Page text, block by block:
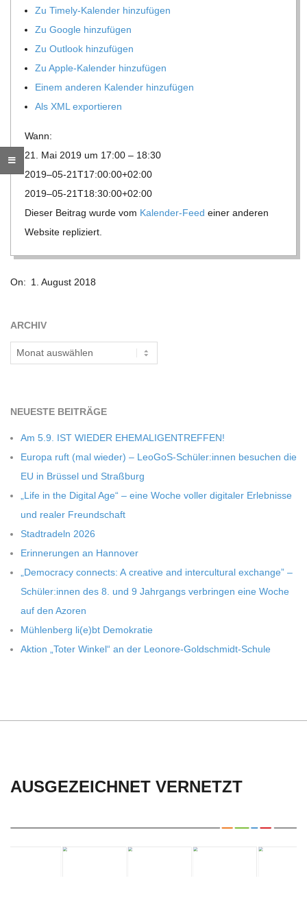
R
E
G
O
L
D
S
C
H
M
I
D
T
-
S
C
H
E
Zu Timely-Kalen­der hinzufügen
Zu Google hinzufügen
Zu Out­look hinzufügen
Zu Apple-Kalen­der hinzufügen
Einem ande­ren Kalen­der hinzufügen
Als XML exportieren
Wann:
21. Mai 2019 um 17:00 – 18:30
2019–05-21T17:00:00+02:00
2019–05-21T18:30:00+02:00
Die­ser Bei­trag wurde vom Kalen­der-Feed einer ande­ren
Web­site repliziert.
08-
On: 1. August 2018
ARCHIV
Archiv
NEU­ESTE BEITRÄGE
Am 5.9. IST WIEDER EHEMALIGENTREFFEN!
Europa ruft (mal wie­der) – LeoGoS-Schüler:innen besu­chen die
EU in Brüs­sel und Straßburg
„Life in the Digi­tal Age“ – eine Woche vol­ler digi­ta­ler Erleb­nisse
und rea­ler Freundschaft
Stadt­ra­deln 2026
Erin­ne­run­gen an Hannover
„Demo­cracy con­nects: A crea­tive and inter­cul­tu­ral exch­ange” –
Schüler:innen des 8. und 9 Jahr­gangs ver­brin­gen eine Woche
auf den Azoren
Müh­len­berg li(e)bt Demokratie
Aktion „Toter Win­kel“ an der Leonore-Goldschmidt-Schule
AUSGEZEICHNET VERNETZT